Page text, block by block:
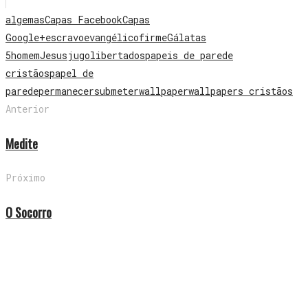
algemasCapas FacebookCapas
Google+escravoevangélicofirmeGálatas
5homemJesusjugolibertadospapeis de parede
cristãospapel de
paredepermanecersubmeterwallpaperwallpapers cristãos
Anterior
Medite
Próximo
O Socorro